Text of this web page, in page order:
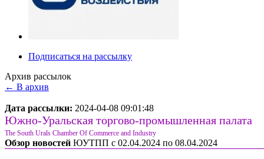
Подписаться на рассылку
Архив рассылок
← В архив
Дата рассылки: 2024-04-08 09:01:48
Южно-Уральская торгово-промышленная палата
The South Urals Chamber Of Commerce and Industry
Обзор новостей ЮУТПП c 02.04.2024 по 08.04.2024